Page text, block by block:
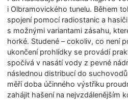
i Olbramovického tunelu. Během
spojení pomocí radiostanic a
s možnými variantami zásahu,
horké. Studené – cokoliv, co není
ukončení prohlídky se provádí
spočívá v nasátí vody z pevné
následnou distribucí do
měří doba účinného výstřiku
zahájit hašení na nejvzdálenějším